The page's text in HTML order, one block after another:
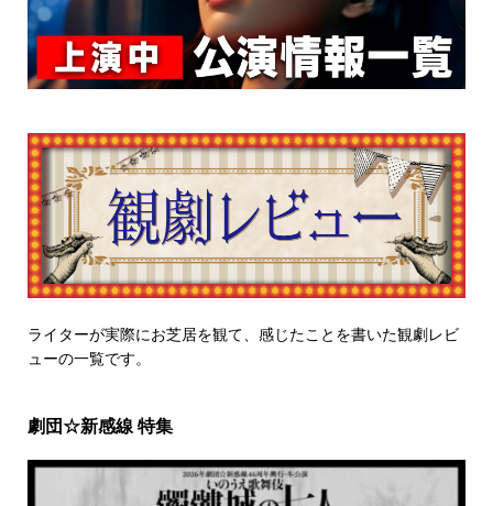
ライターが実際にお芝居を観て、感じたことを書いた観劇レビ
ューの一覧です。
劇団☆新感線 特集